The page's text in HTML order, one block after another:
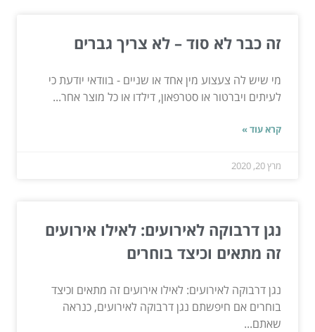
זה כבר לא סוד – לא צריך גברים
מי שיש לה צעצוע מין אחד או שניים - בוודאי יודעת כי
לעיתים ויברטור או סטרפאון, דילדו או כל מוצר אחר...
קרא עוד »
מרץ 20, 2020
נגן דרבוקה לאירועים: לאילו אירועים
זה מתאים וכיצד בוחרים
נגן דרבוקה לאירועים: לאילו אירועים זה מתאים וכיצד
בוחרים אם חיפשתם נגן דרבוקה לאירועים, כנראה
שאתם...